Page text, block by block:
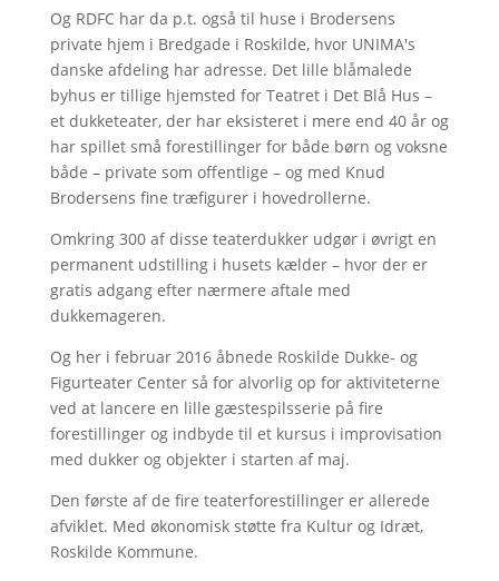
Og RDFC har da p.t. også til huse i Brodersens
private hjem i Bredgade i Roskilde, hvor UNIMA's
danske afdeling har adresse. Det lille blåmalede
byhus er tillige hjemsted for Teatret i Det Blå Hus –
et dukketeater, der har eksisteret i mere end 40 år og
har spillet små forestillinger for både børn og voksne
både – private som offentlige – og med Knud
Brodersens fine træfigurer i hovedrollerne.
Omkring 300 af disse teaterdukker udgør i øvrigt en
permanent udstilling i husets kælder – hvor der er
gratis adgang efter nærmere aftale med
dukkemageren.
Og her i februar 2016 åbnede Roskilde Dukke- og
Figurteater Center så for alvorlig op for aktiviteterne
ved at lancere en lille gæstespilsserie på fire
forestillinger og indbyde til et kursus i improvisation
med dukker og objekter i starten af maj.
Den første af de fire teaterforestillinger er allerede
afviklet. Med økonomisk støtte fra Kultur og Idræt,
Roskilde Kommune.